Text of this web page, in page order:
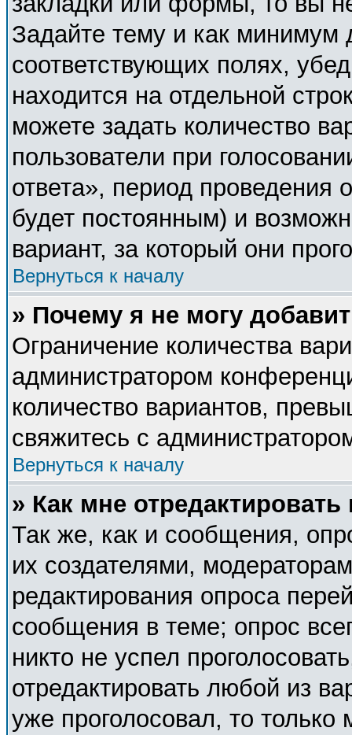
Задайте тему и как минимум
соответствующих полях,
находится на отдельной
можете задать количество
пользователи при
ответа», период проведения
будет постоянным) и
вариант, за который они
Вернуться к началу
» Почему я не могу
Ограничение количества
администратором
количество вариантов,
свяжитесь с
Вернуться к началу
» Как мне
Так же, как и сообщения,
их создателями,
редактирования опроса
сообщения в теме; опрос
никто не успел
отредактировать любой из
уже проголосовал, то